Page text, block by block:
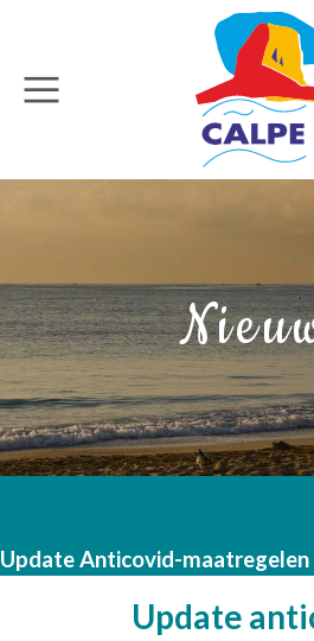
Overslaan en naar de inhoud
Zoeken
Update Anticovid-maatregelen
Update